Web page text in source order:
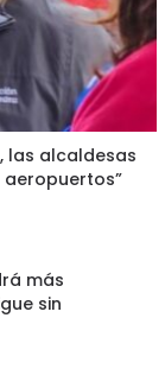
las alcaldesas
más
sin